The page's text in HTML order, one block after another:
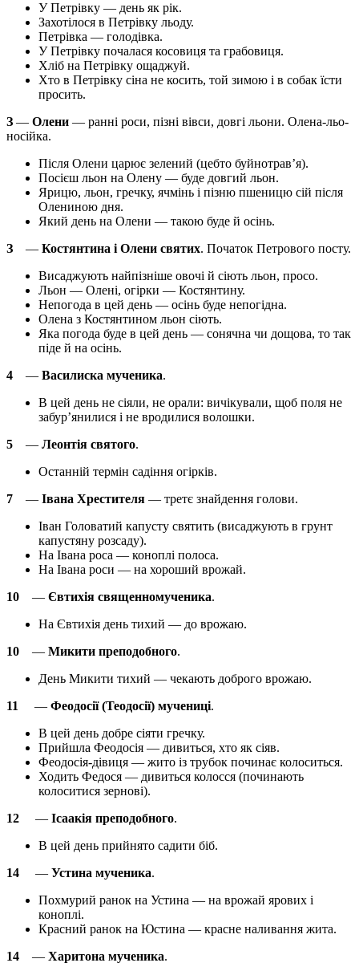
У Петрівку — день як рік.
Захотілося в Петрівку льоду.
Петрівка — голодівка.
У Петрівку почалася косовиця та грабовиця.
Хліб на Петрівку ощаджуй.
Хто в Петрівку сіна не косить, той зимою і в собак їсти
просить.
З — Олени — ранні роси, пізні вівси, довгі льони. Олена-льо-
носійка.
Після Олени царює зелений (цебто буйнотрав’я).
Посієш льон на Олену — буде довгий льон.
Ярицю, льон, гречку, ячмінь і пізню пшеницю сій після
Олениною дня.
Який день на Олени — такою буде й осінь.
З — Костянтина і Олени святих. Початок Петрового посту.
Висаджують найпізніше овочі й сіють льон, просо.
Льон — Олені, огірки — Костянтину.
Непогода в цей день — осінь буде непогідна.
Олена з Костянтином льон сіють.
Яка погода буде в цей день — сонячна чи дощова, то так
піде й на осінь.
4 — Василиска мученика.
В цей день не сіяли, не орали: вичікували, щоб поля не
забур’янилися і не вродилися волошки.
5 — Леонтія святого.
Останній термін садіння огірків.
7 — Івана Хрестителя — третє знайдення голови.
Іван Головатий капусту святить (висаджують в грунт
капустяну розсаду).
На Івана роса — коноплі полоса.
На Івана роси — на хороший врожай.
10 — Євтихія священномученика.
На Євтихія день тихий — до врожаю.
10 — Микити преподобного.
День Микити тихий — чекають доброго врожаю.
11
— Феодосії (Теодосії) мучениці.
В цей день добре сіяти гречку.
Прийшла Феодосія — дивиться, хто як сіяв.
Феодосія-дівиця — жито із трубок починає колоситься.
Ходить Федося — дивиться колосся (починають
колоситися зернові).
12 — Ісаакія преподобного.
В цей день прийнято садити біб.
14 — Устина мученика.
Похмурий ранок на Устина — на врожай ярових і
коноплі.
Красний ранок на Юстина — красне наливання жита.
14 — Харитона мученика.